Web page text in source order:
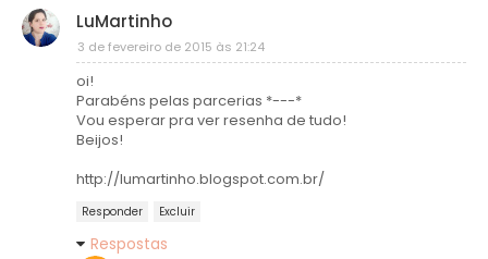
LuMartinho
3 de fevereiro de 2015 às 21:24
oi!
Parabéns pelas parcerias *---*
Vou esperar pra ver resenha de tudo!
Beijos!
http://lumartinho.blogspot.com.br/
Responder Excluir
Respostas